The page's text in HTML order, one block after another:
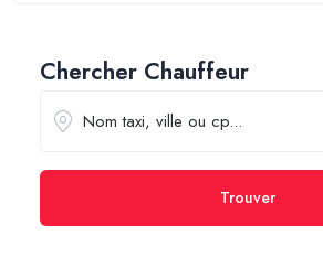
Chercher Chauffeur
Trouver